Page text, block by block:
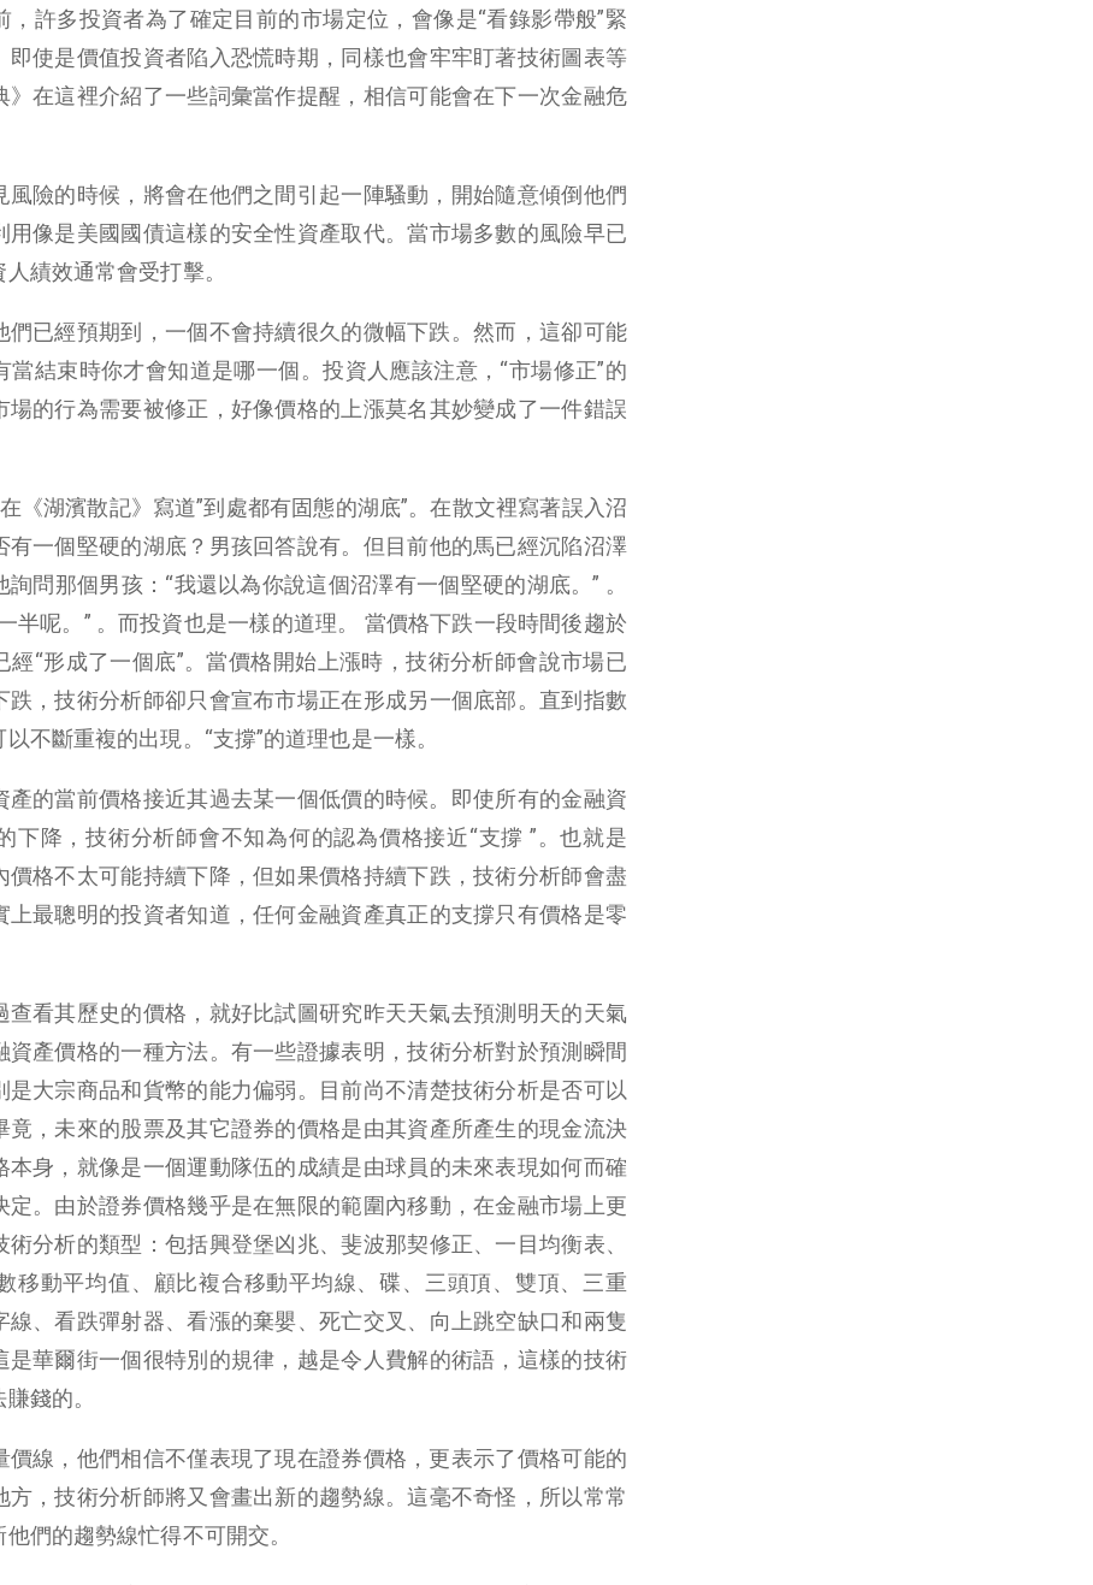
許多投資者為了確定目前的市場定位，會像是“看錄影帶般”緊
即使是價值投資者陷入恐慌時期，同樣也會牢牢盯著技術圖表等
在這裡介紹了一些詞彙當作提醒，相信可能會在下一次金融危
風險的時候，將會在他們之間引起一陣騷動，開始隨意傾倒他們
像是美國國債這樣的安全性資產取代。當市場多數的風險早已
績效通常會受打擊。
們已經預期到，一個不會持續很久的微幅下跌。然而，這卻可能
結束時你才會知道是哪一個。投資人應該注意，“市場修正”的
的行為需要被修正，好像價格的上漲莫名其妙變成了一件錯誤
《湖濱散記》寫道”到處都有固態的湖底”。在散文裡寫著誤入沼
一個堅硬的湖底？男孩回答說有。但目前他的馬已經沉陷沼澤
問那個男孩：“我還以為你說這個沼澤有一個堅硬的湖底。” 。
半呢。” 。而投資也是一樣的道理。 當價格下跌一段時間後趨於
“形成了一個底”。當價格開始上漲時，技術分析師會說市場已
，技術分析師卻只會宣布市場正在形成另一個底部。直到指數
不斷重複的出現。“支撐”的道理也是一樣。
產的當前價格接近其過去某一個低價的時候。即使所有的金融資
下降，技術分析師會不知為何的認為價格接近“支撐 ”。也就是
格不太可能持續下降，但如果價格持續下跌，技術分析師會盡
最聰明的投資者知道，任何金融資產真正的支撐只有價格是零
查看其歷史的價格，就好比試圖研究昨天天氣去預測明天的天氣
產價格的一種方法。有一些證據表明，技術分析對於預測瞬間
大宗商品和貨幣的能力偏弱。目前尚不清楚技術分析是否可以
，未來的股票及其它證券的價格是由其資產所產生的現金流決
本身，就像是一個運動隊伍的成績是由球員的未來表現如何而確
定。由於證券價格幾乎是在無限的範圍內移動，在金融市場上更
分析的類型：包括興登堡凶兆、斐波那契修正、一目均衡表、
移動平均值、顧比複合移動平均線、碟、三頭頂、雙頂、三重
線、看跌彈射器、看漲的棄嬰、死亡交叉、向上跳空缺口和兩隻
是華爾街一個很特別的規律，越是令人費解的術語，這樣的技術
錢的。
價線，他們相信不僅表現了現在證券價格，更表示了價格可能的
，技術分析師將又會畫出新的趨勢線。這毫不奇怪，所以常常
們的趨勢線忙得不可開交。